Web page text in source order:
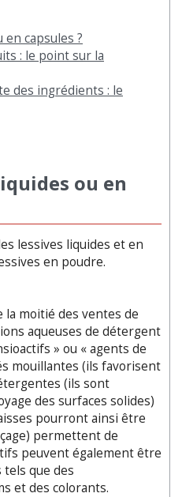
en capsules ?
: le point sur la
des ingrédients : le
ou en
lessives liquides et en
en poudre.
moitié des ventes de
aqueuses de détergent
» ou « agents de
mouillantes (ils favorisent
(ils sont
des surfaces solides)
pourront ainsi être
permettent de
peuvent également être
que des
et des colorants.